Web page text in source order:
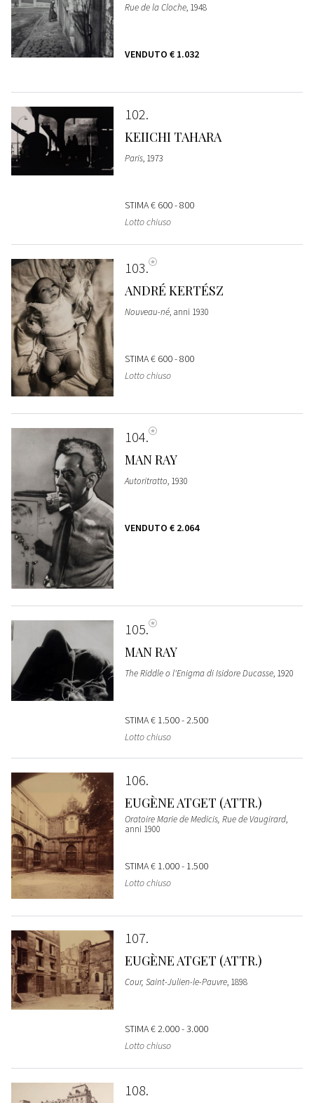
Rue de la Cloche, 1948
VENDUTO € 1.032
102
KEIICHI TAHARA
Paris, 1973
STIMA€ 600 - 800
Lotto chiuso
103
ANDRÉ KERTÉSZ
Nouveau-né, anni 1930
STIMA€ 600 - 800
Lotto chiuso
104
MAN RAY
Autoritratto, 1930
VENDUTO € 2.064
105
MAN RAY
The Riddle o l'Enigma di Isidore Ducasse, 1920
STIMA€ 1.500 - 2.500
Lotto chiuso
106
EUGÈNE ATGET (ATTR.)
Oratoire Marie de Medicis, Rue de Vaugirard,
anni 1900
STIMA€ 1.000 - 1.500
Lotto chiuso
107
EUGÈNE ATGET (ATTR.)
Cour, Saint-Julien-le-Pauvre, 1898
STIMA€ 2.000 - 3.000
Lotto chiuso
108